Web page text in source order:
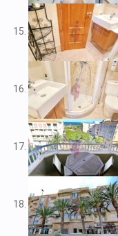
V2226
V2228
V2230
V2232
V2235
V2237
V2239
V2240
V2241
V2243
V2246
V2248
V2253
V2255
V2257
V2258
V2262
V2265